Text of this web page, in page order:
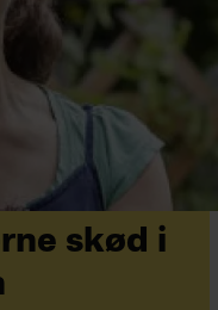
skød i